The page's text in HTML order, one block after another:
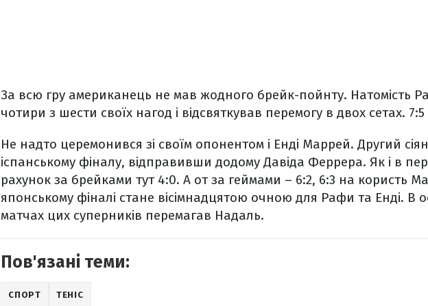
За всю гру американець не мав жодного брейк-пойнту. Натомість
чотири з шести своїх нагод і відсвяткував перемогу в двох сетах. 7:5
Не надто церемонився зі своїм опонентом і Енді Маррей. Другий
іспанському фіналу, відправивши додому Давіда Феррера. Як і в
рахунок за брейками тут 4:0. А от за геймами – 6:2, 6:3 на користь
японському фіналі стане вісімнадцятою очною для Рафи та Енді. В
матчах цих суперників перемагав Надаль.
Пов'язані теми:
СПОРТ ТЕНІС